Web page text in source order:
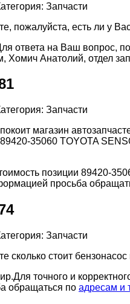
Запчасти
пожалуйста, есть ли у
ответа на Ваш вопрос,
Хомич Анатолий, отдел
Запчасти
магазин
35060 TOYOTA
позиции 89420-
просьба
Запчасти
сколько стоит
точного и
обращаться по адресам и